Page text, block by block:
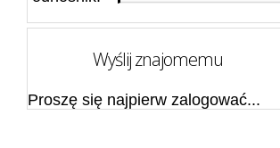
Wyślij znajomemu
Proszę się najpierw zalogować...